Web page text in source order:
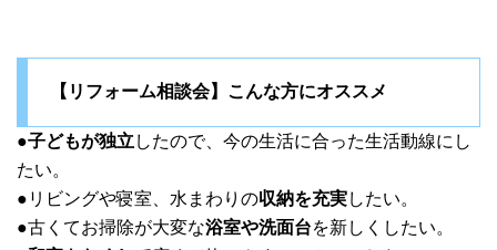
【リフォーム相談会】こんな方にオススメ
●子どもが独立 したので、今の生活に合った生活動線にし
たい。
●リビングや寝室、水まわりの収納を充実したい。
●古くてお掃除が大変な浴室や洗面台を新しくしたい。